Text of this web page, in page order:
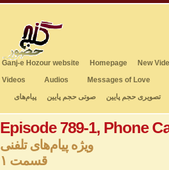
Ganj-e Hozour website Homepage
New
Videos
Audios
Messages of Love
تصویری حجم پایین
صوتی حجم پایین پیام‌های
Episode 789-1, Phone
ویژه پیام‌های تلفنی
قسمت ۱